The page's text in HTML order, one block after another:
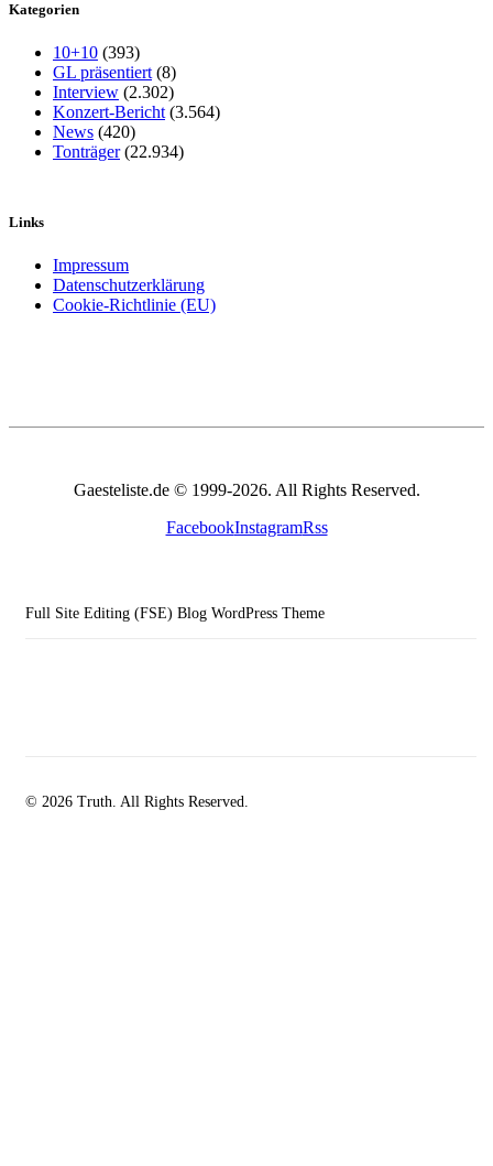
Kategorien
10+10 (393)
GL präsentiert(8)
Interview (2.302)
Konzert-Bericht(3.564)
News (420)
Tonträger(22.934)
Links
Impressum
Datenschutzerklärung
Cookie-Richtlinie (EU)
Gaesteliste.de © 1999-2026. All Rights Reserved.
FacebookInstagramRss
Full Site Editing (FSE) Blog WordPress Theme
© 2026 Truth. All Rights Reserved.